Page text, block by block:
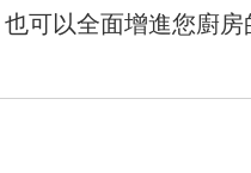
可以全面增進您廚房